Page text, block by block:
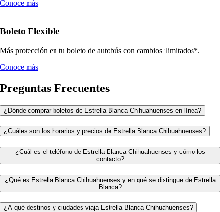
Conoce más
Boleto Flexible
Más protección en tu boleto de autobús con cambios ilimitados*.
Conoce más
Preguntas Frecuentes
¿Dónde comprar boletos de Estrella Blanca Chihuahuenses en línea?
¿Cuáles son los horarios y precios de Estrella Blanca Chihuahuenses?
¿Cuál es el teléfono de Estrella Blanca Chihuahuenses y cómo los
contacto?
¿Qué es Estrella Blanca Chihuahuenses y en qué se distingue de Estrella
Blanca?
¿A qué destinos y ciudades viaja Estrella Blanca Chihuahuenses?